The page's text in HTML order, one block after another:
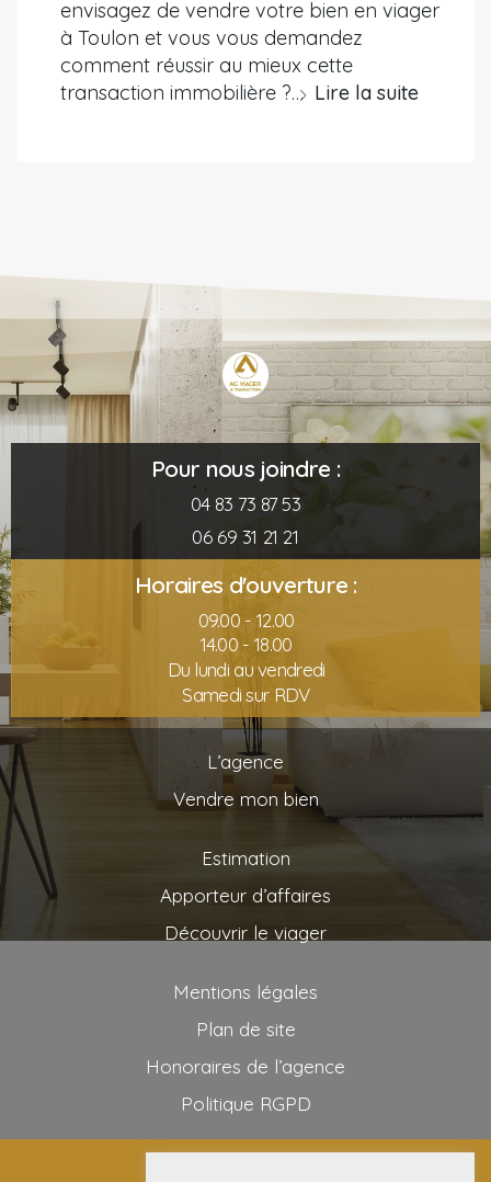
envisagez de vendre votre bien en viager
à Toulon et vous vous demandez
comment réussir au mieux cette
transaction immobilière ?… Lire la suite
Pour nous joindre :
04 83 73 87 53
06 69 31 21 21
Horaires d'ouverture :
09.00 - 12.00
14.00 - 18.00
Du lundi au vendredi
Samedi sur RDV
L’agence
Vendre mon bien
Estimation
Apporteur d’affaires
Découvrir le viager
Mentions légales
Plan de site
Honoraires de l’agence
Politique RGPD